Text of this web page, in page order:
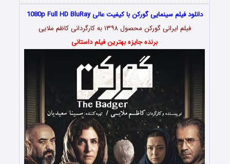
دانلود فیلم سینمایی گورکن با کیفیت عالی 1080p Full HD BluRay
فیلم ایرانی گورکن محصول ۱۳۹۸ به کارگردانی کاظم ملایی
برنده جایزه بهترین فیلم داستانی